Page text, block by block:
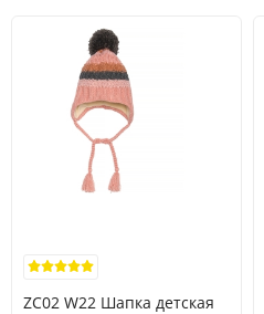
ZC02 W22 Шапка детская